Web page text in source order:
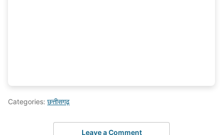
Categories: छत्तीसगढ़
Leave a Comment